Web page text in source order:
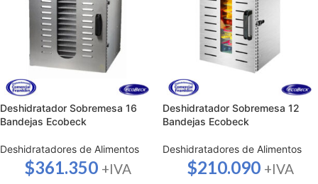
Deshidratador Sobremesa 16
Bandejas Ecobeck
Deshidratadores de Alimentos
$361.350 +IVA
Deshidratador Sobremesa 12
Bandejas Ecobeck
Deshidratadores de Alimentos
$210.090 +IVA